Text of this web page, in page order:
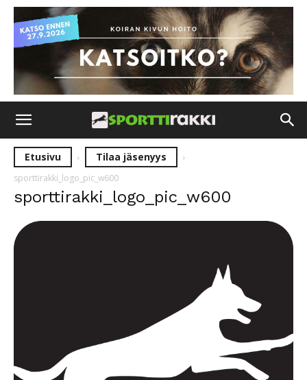
Etusivu Tilaa jäsenyys
sporttirakki_logo_pic_w600
sporttirakki_logo_pic_w600